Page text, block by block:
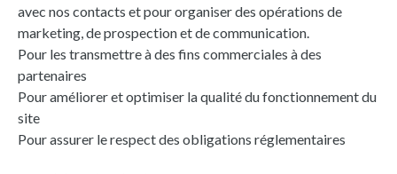
avec nos contacts et pour organiser des opérations de
marketing, de prospection et de communication.
Pour les transmettre à des fins commerciales à des
partenaires
Pour améliorer et optimiser la qualité du fonctionnement du
site
Pour assurer le respect des obligations réglementaires